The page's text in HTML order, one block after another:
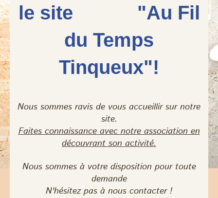
le site "Au Fil
du Temps
Tinqueux"!
Nous sommes ravis de vous accueillir sur notre
site.
Faites connaissance avec notre association en
découvrant son activité.
Nous sommes à votre disposition pour toute
demande
N'hésitez pas à nous contacter !